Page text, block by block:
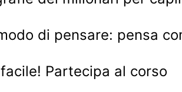
di pensare: pensa
Partecipa al corso